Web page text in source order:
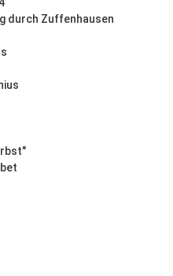
durch Zuffenhausen